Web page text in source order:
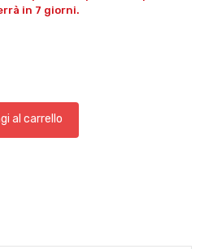
in 7 giorni.
al carrello